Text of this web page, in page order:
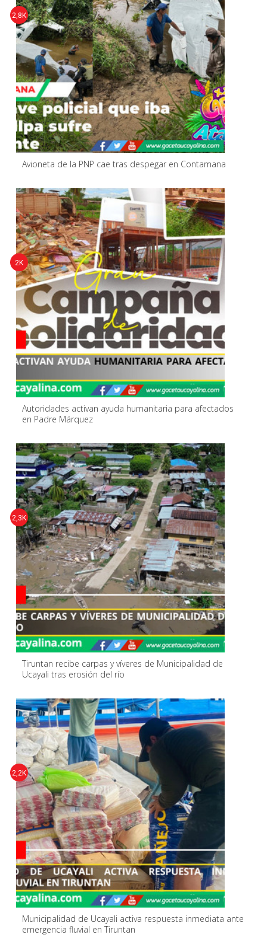
Avioneta de la PNP cae tras despegar en Contamana
2,8K
Autoridades activan ayuda humanitaria para afectados
en Padre Márquez
2K
Tiruntan recibe carpas y víveres de Municipalidad de
Ucayali tras erosión del río
2,3K
Municipalidad de Ucayali activa respuesta inmediata ante
emergencia fluvial en Tiruntan
2,2K